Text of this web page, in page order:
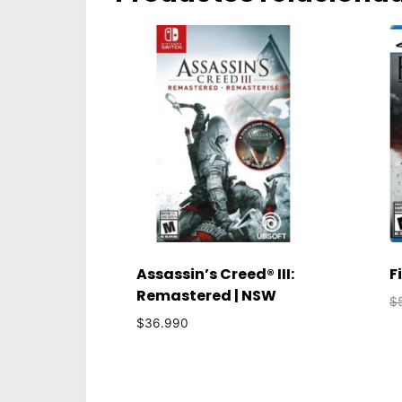
Assassin’s Creed® III:
Remastered | NSW
$36.990
$